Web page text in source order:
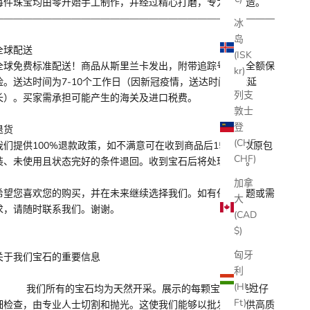
冰
岛
(ISK
kr)
列支
敦士
登
(CHF
CHF)
加拿
大
(CAD
$)
匈牙
利
(HUF
Ft)
球配送
球免费标准配送！商品从斯里兰卡发出，附带追踪号码并全额保
。送达时间为7-10个工作日（因新冠疫情，送达时间可能延
）。买家需承担可能产生的海关及进口税费。
货
们提供100%退款政策，如不满意可在收到商品后15天内以原包
、未使用且状态完好的条件退回。收到宝石后将处理退款。
望您喜欢您的购买，并在未来继续选择我们。如有任何问题或需
，请随时联系我们。谢谢。
于我们宝石的重要信息
我们所有的宝石均为天然开采。展示的每颗宝石都经过仔
检查，由专业人士切割和抛光。这使我们能够以批发价提供高质